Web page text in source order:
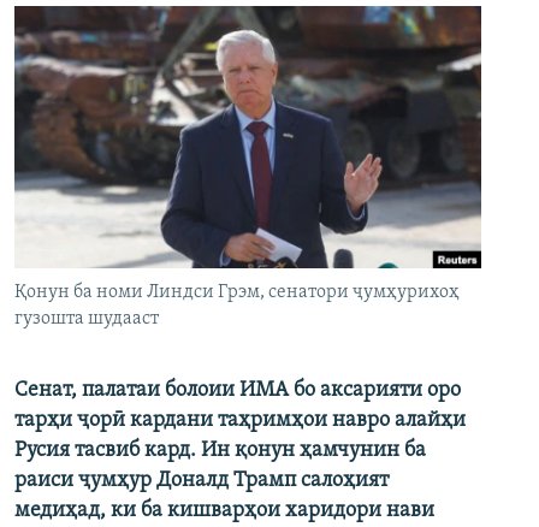
Қонун ба номи Линдси Грэм, сенатори ҷумҳурихоҳ
гузошта шудааст
Сенат, палатаи болоии ИМА бо аксарияти оро
тарҳи ҷорӣ кардани таҳримҳои навро алайҳи
Русия тасвиб кард. Ин қонун ҳамчунин ба
раиси ҷумҳур Доналд Трамп салоҳият
медиҳад, ки ба кишварҳои харидори нави